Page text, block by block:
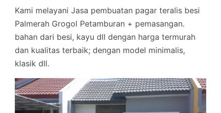
Kami melayani Jasa pembuatan pagar teralis besi
Palmerah Grogol Petamburan + pemasangan.
bahan dari besi, kayu dll dengan harga termurah
dan kualitas terbaik; dengan model minimalis,
klasik dll.